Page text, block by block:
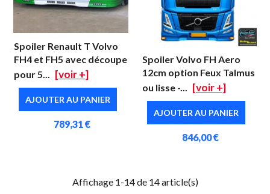
Spoiler Renault T Volvo
FH4 et FH5 avec découpe
pour 5... [voir +]
AJOUTER AU PANIER
789,31 €
Spoiler Volvo FH Aero
12cm option Feux Talmus
ou lisse -... [voir +]
AJOUTER AU PANIER
846,00 €
Affichage 1-14 de 14 article(s)